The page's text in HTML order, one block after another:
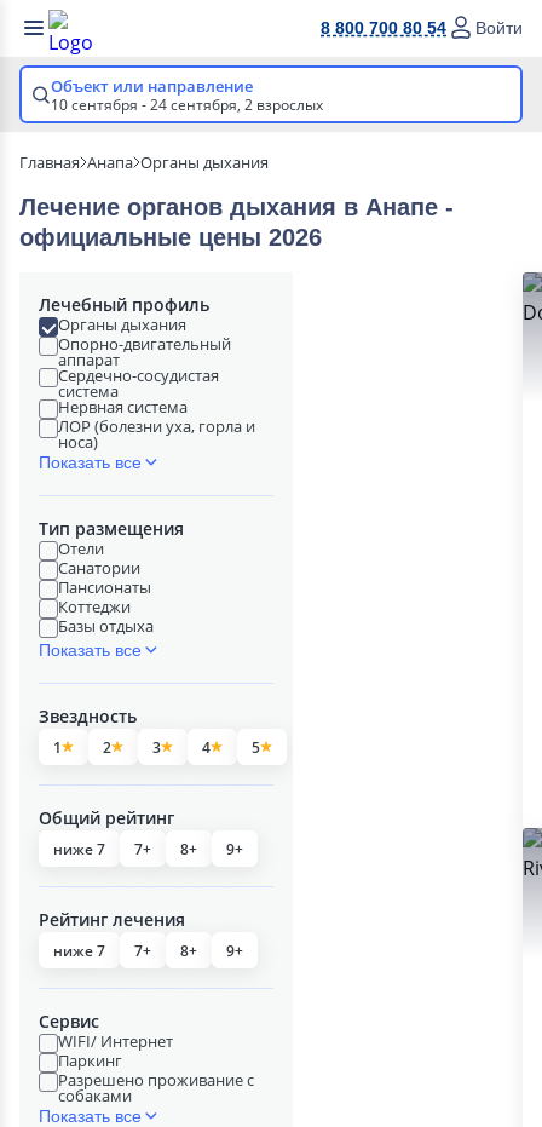
8 800 700 80 54 Войти
Объект или направление
10 сентября - 24 сентября, 2 взрослых
Главная Анапа Органы дыхания
Лечение органов дыхания в Анапе -
официальные цены 2026
Лечебный профиль
Органы дыхания
Опорно-двигательный
аппарат
Сердечно-сосудистая
система
Нервная система
ЛОР (болезни уха, горла и
носа)
Показать все
Тип размещения
Отели
Санатории
Пансионаты
Коттеджи
Базы отдыха
Показать все
Звездность
1 2 3 4 5
Общий рейтинг
ниже 7 7+ 8+ 9+
Рейтинг лечения
ниже 7 7+ 8+ 9+
Сервис
WIFI/ Интернет
Паркинг
Разрешено проживание с
собаками
Показать все